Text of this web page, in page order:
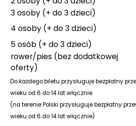
3 osoby (+ do 3 dzieci)
4 osoby (+ do 3 dzieci)
5 osób (+ do 3 dzieci)
rower/pies (bez dodatkowej
oferty)
Do każdego biletu przysługuje bezpłatny
wieku od 6 do 14 lat włącznie
(na terenie Polski przysługuje bezpłatny
wieku od 6 do 14 lat włącznie)